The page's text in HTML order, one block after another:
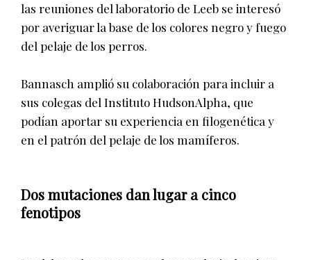
las reuniones del laboratorio de Leeb se interesó
por averiguar la base de los colores negro y fuego
del pelaje de los perros.
Bannasch amplió su colaboración para incluir a
sus colegas del Instituto HudsonAlpha, que
podían aportar su experiencia en filogenética y
en el patrón del pelaje de los mamíferos.
Dos mutaciones dan lugar a cinco
fenotipos